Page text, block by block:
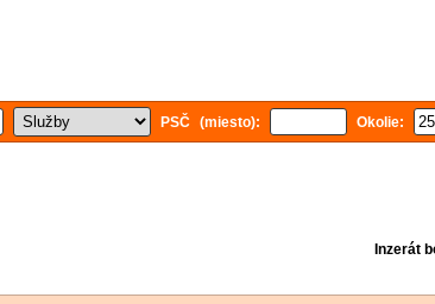
PSČ (miesto): Okolie:
Inzerát